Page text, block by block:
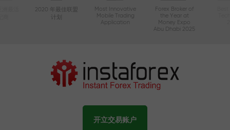
2020 年最佳联盟
Most Innovative
Mobile Trading
Application
Forex Broker of
the Year at
Money Expo
Abu Dhabi 2025
开立交易账户